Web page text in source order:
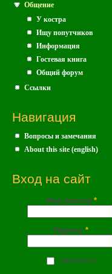
Общение
У костра
Ищу попутчиков
Информация
Гостевая книга
Общий форум
Ссылки
Навигация
Вопросы и замечания
About this site (english)
Вход на сайт
Имя (почта) *
Пароль *
Запомнить